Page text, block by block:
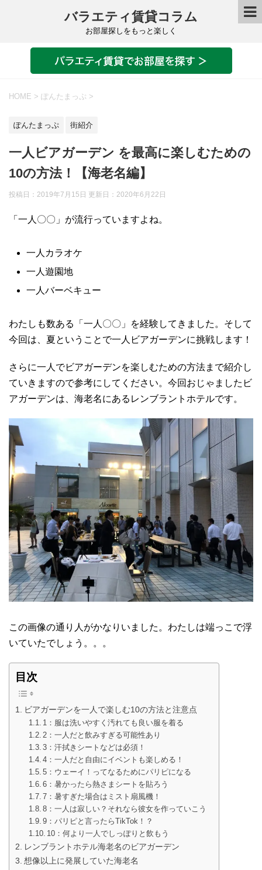
バラエティ賃貸コラム
お部屋探しをもっと楽しく
HOME > ぽんたまっぷ >
ぽんたまっぷ 街紹介
一人ビアガーデン を最高に楽しむための
10の方法！【海老名編】
投稿日：2019年7月15日 更新日： 2020年6月22日
「一人〇〇」が流行っていますよね。
一人カラオケ
一人遊園地
一人バーベキュー
わたしも数ある「一人〇〇」を経験してきました。そして
今回は、夏ということで一人ビアガーデンに挑戦します！
さらに一人でビアガーデンを楽しむための方法まで紹介し
ていきますので参考にしてください。今回おじゃましたビ
アガーデンは、海老名にあるレンブラントホテルです。
この画像の通り人がかなりいました。わたしは端っこで浮
いていたでしょう。。。
目次
ビアガーデンを一人で楽しむ10の方法と注意点
1：服は洗いやすく汚れても良い服を着る
2：一人だと飲みすぎる可能性あり
3：汗拭きシートなどは必須！
4：一人だと自由にイベントも楽しめる！
5：ウェーイ！ってなるためにパリピになる
6：暑かったら熱さまシートを貼ろう
7：暑すぎた場合はミスト扇風機！
8：一人は寂しい？それなら彼女を作っていこう
9：パリピと言ったらTikTok！？
10：何より一人でしっぽりと飲もう
レンブラントホテル海老名のビアガーデン
想像以上に発展していた海老名